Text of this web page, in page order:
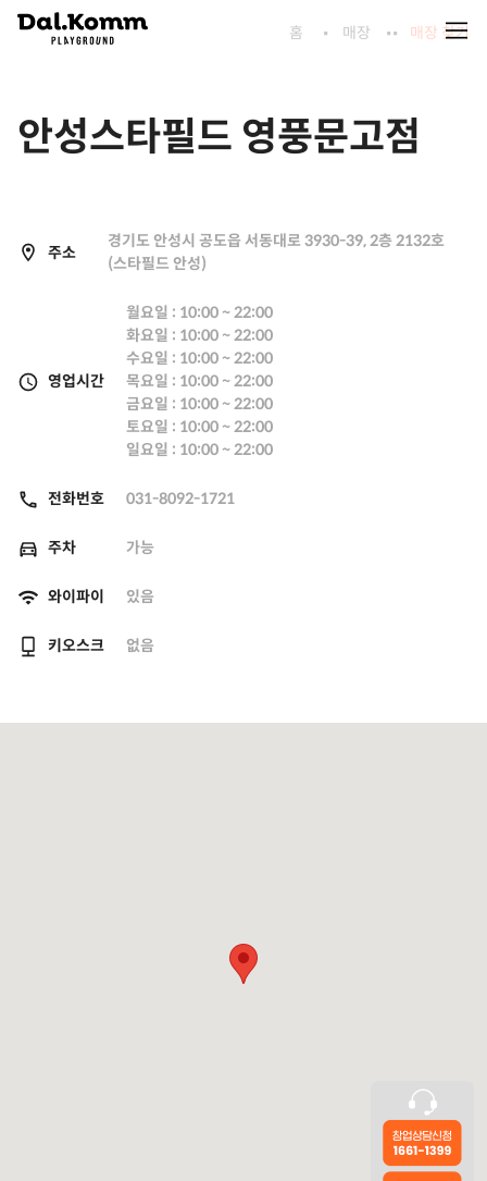
홈 매장 매장 찾기
안성스타필드 영풍문고점
주소
경기도 안성시 공도읍 서동대로 3930-39, 2층 2132호
(스타필드 안성)
영업시간
월요일 : 10:00 ~ 22:00
화요일 : 10:00 ~ 22:00
수요일 : 10:00 ~ 22:00
목요일 : 10:00 ~ 22:00
금요일 : 10:00 ~ 22:00
토요일 : 10:00 ~ 22:00
일요일 : 10:00 ~ 22:00
전화번호 031-8092-1721
주차 가능
와이파이 있음
키오스크 없음